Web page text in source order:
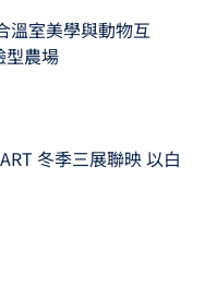
溫室美學與動物互
農場
冬季三展聯映 以白